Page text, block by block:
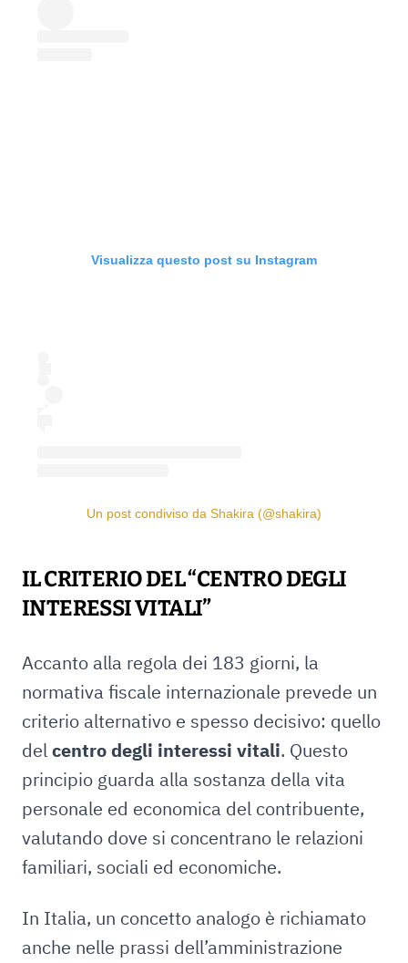
Visualizza questo post su Instagram
Un post condiviso da Shakira (@shakira)
IL CRITERIO DEL “CENTRO DEGLI
INTERESSI VITALI”
Accanto alla regola dei 183 giorni, la
normativa fiscale internazionale prevede un
criterio alternativo e spesso decisivo: quello
delcentro degli interessi vitali. Questo
principio guarda alla sostanza della vita
personale ed economica del contribuente,
valutando dove si concentrano le relazioni
familiari, sociali ed economiche.
In Italia, un concetto analogo è richiamato
anche nelle prassi dell’amministrazione